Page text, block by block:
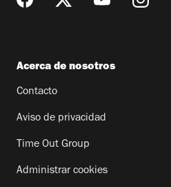
Acerca de nosotros
Contacto
Aviso de privacidad
Time Out Group
Administrar cookies